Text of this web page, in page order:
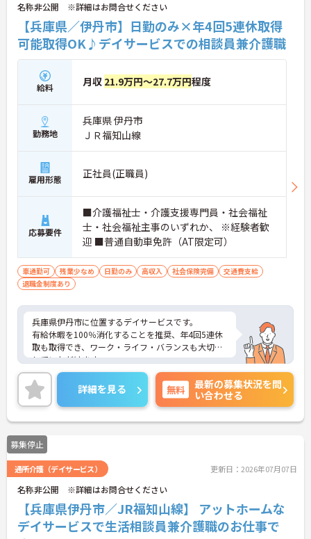
名称非公開 ※詳細はお問合せください
【兵庫県／伊丹市】日勤のみ×年4回5連休取得
可能取得OK♪デイサービスでの相談員兼介護職
給料 月収 21.9万円～27.7万円程度
勤務地
兵庫県 伊丹市
ＪＲ福知山線
雇用形態 正社員(正職員)
応募要件
■介護福祉士・介護支援専門員・社会福祉
士・社会福祉主事のいずれか、 ※経験者歓
迎 ■普通自動車免許（AT限定可）
車通勤可 残業少なめ 日勤のみ 高収入 社会保険完備
交通費支給
退職金制度あり
兵庫県伊丹市に位置するデイサービスです。
有給休暇を100％消化することを推奨、年4回5連休
取も取得でき、ワーク・ライフ・バランスも大切に
していただけます。
ご興味ある方には、面接対策ポイントなど、さらに
詳細をお話しいたしますのでお気軽にご相談くださ
い！
詳細を見る 無料
最新の募集状況を問
い合わせる
募集停止
通所介護（デイサービス） 更新日：2026年07月07日
名称非公開 ※詳細はお問合せください
【兵庫県伊丹市／JR福知山線】 アットホームな
デイサービスで生活相談員兼介護職のお仕事で